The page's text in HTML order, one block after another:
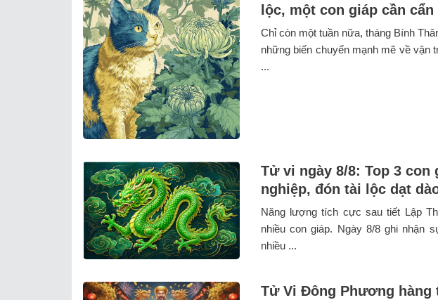
lộc, một con giáp cần
Chỉ còn một tuần nữa, tháng Bính
những biến chuyển mạnh mẽ về vận
...
Tử vi ngày 8/8: Top 3 con
nghiệp, đón tài lộc dạt
Năng lượng tích cực sau tiết Lập
nhiều con giáp. Ngày 8/8 ghi nhận
nhiều ...
Tử Vi Đông Phương hàng